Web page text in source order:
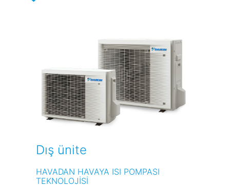
Dış ünite
HAVADAN HAVAYA ISI POMPASI
TEKNOLOJİSİ